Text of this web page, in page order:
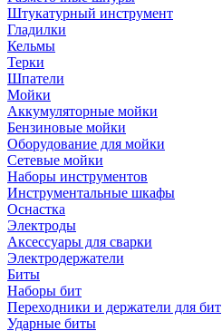
Штукатурный инструмент
Гладилки
Кельмы
Терки
Шпатели
Мойки
Аккумуляторные мойки
Бензиновые мойки
Оборудование для мойки
Сетевые мойки
Наборы инструментов
Инструментальные шкафы
Оснастка
Электроды
Аксессуары для сварки
Электродержатели
Биты
Наборы бит
Переходники и держатели для бит
Ударные биты